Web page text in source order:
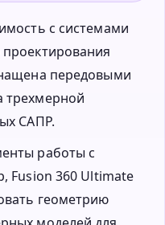
с системами
передовыми
трехмерной
САПР.
работы с
Fusion 360 Ultimate
геометрию